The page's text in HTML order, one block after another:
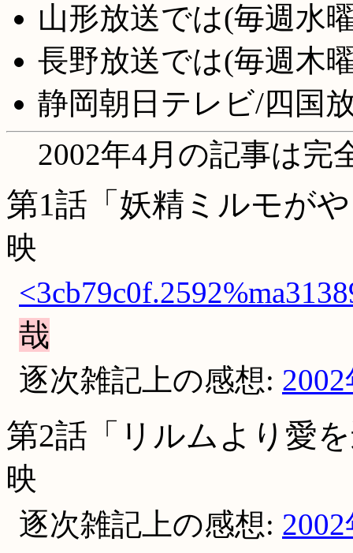
山形放送では(毎週水
長野放送では(毎週木
静岡朝日テレビ/四国
2002年4月の記事は完
第1話「妖精ミルモが
映
哉
逐次雑記上の感想:
第2話「リルムより愛
映
逐次雑記上の感想: